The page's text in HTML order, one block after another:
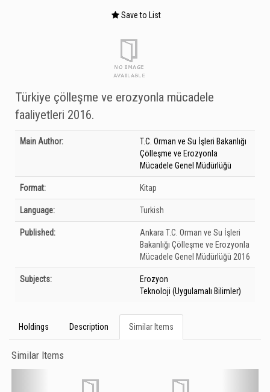
Save to List
Türkiye çölleşme ve erozyonla mücadele
faaliyetleri 2016.
Bibliographic Details
Main Author:
T.C. Orman ve Su İşleri Bakanlığı
Çölleşme ve Erozyonla
Mücadele Genel Müdürlüğü
Format: Kitap
Language: Turkish
Published: Ankara T.C. Orman ve Su İşleri
Bakanlığı Çölleşme ve Erozyonla
Mücadele Genel Müdürlüğü 2016
Subjects:
Erozyon
Teknoloji (Uygulamalı Bilimler)
Holdings Description Similar Items
Similar Items